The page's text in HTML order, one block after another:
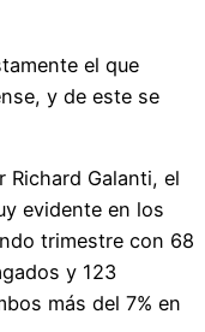
el que
y de este se
Richard Galanti, el
evidente en los
trimestre con 68
y 123
más del 7% en